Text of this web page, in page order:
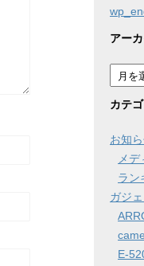
アー
ア
ー
カ
ブ
カテ
お知
メ
ラン
ガジ
E-